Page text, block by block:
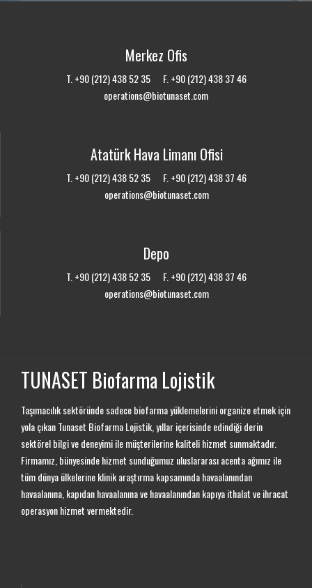
Merkez Ofis
T. +90 (212) 438 52 35 F. +90 (212) 438 37 46
operations@biotunaset.com
Atatürk Hava Limanı Ofisi
T. +90 (212) 438 52 35 F. +90 (212) 438 37 46
operations@biotunaset.com
Depo
T. +90 (212) 438 52 35 F. +90 (212) 438 37 46
operations@biotunaset.com
TUNASET Biofarma Lojistik
Taşımacılık sektöründe sadece biofarma yüklemelerini organize etmek için
yola çıkan Tunaset Biofarma Lojistik, yıllar içerisinde edindiği derin
sektörel bilgi ve deneyimi ile müşterilerine kaliteli hizmet sunmaktadır.
Firmamız, bünyesinde hizmet sunduğumuz uluslararası acenta ağımız ile
tüm dünya ülkelerine klinik araştırma kapsamında havaalanından
havaalanına, kapıdan havaalanına ve havaalanından kapıya ithalat ve ihracat
operasyon hizmet vermektedir.